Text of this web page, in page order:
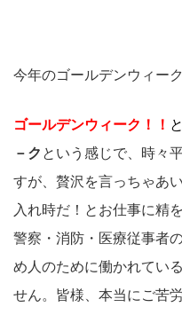
今年のゴールデンウィー
ゴールデンウィーク！！
－ク という感じで、時々
すが、贅沢を言っちゃあ
入れ時だ！とお仕事に精
警察・消防・医療従事者
め人のために働かれてい
せん。皆様、本当にご苦労